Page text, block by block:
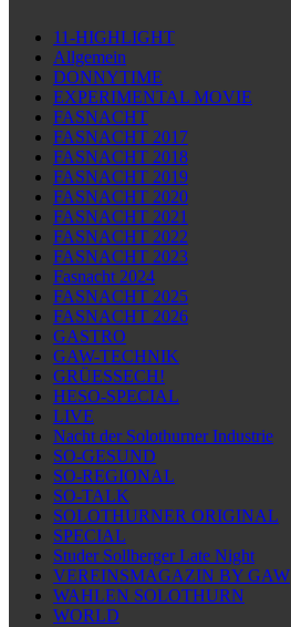
11-HIGHLIGHT
Allgemein
DONNYTIME
EXPERIMENTAL MOVIE
FASNACHT
FASNACHT 2017
FASNACHT 2018
FASNACHT 2019
FASNACHT 2020
FASNACHT 2021
FASNACHT 2022
FASNACHT 2023
Fasnacht 2024
FASNACHT 2025
FASNACHT 2026
GASTRO
GAW-TECHNIK
GRÜESSECH!
HESO-SPECIAL
LIVE
Nacht der Solothurner Industrie
SO-GESUND
SO-REGIONAL
SO-TALK
SOLOTHURNER ORIGINAL
SPECIAL
Studer Sollberger Late Night
VEREINSMAGAZIN BY GAW
WAHLEN SOLOTHURN
WORLD